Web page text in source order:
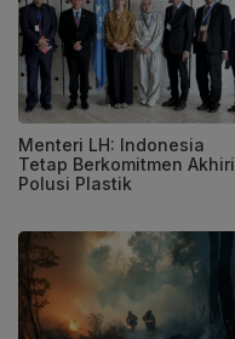
Menteri LH: Indonesia
Tetap Berkomitmen Akhiri
Polusi Plastik